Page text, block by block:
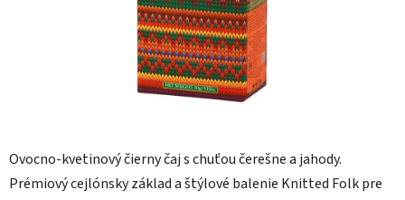
Ovocno-kvetinový čierny čaj s chuťou čerešne a jahody.
Prémiový cejlónsky základ a štýlové balenie Knitted Folk pre